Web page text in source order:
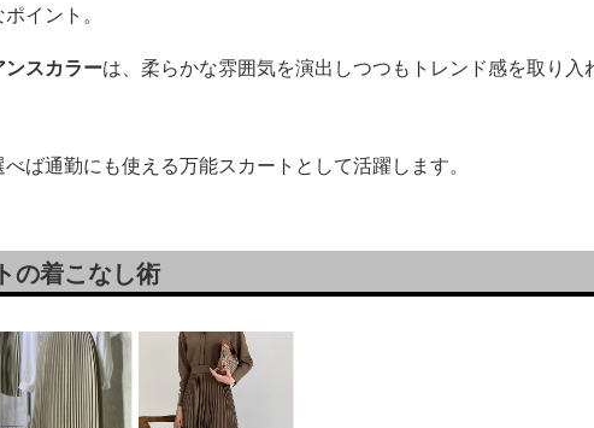
イント。
スカラーは、柔らかな雰囲気を演出しつつもトレンド感を取り
ば通勤にも使える万能スカートとして活躍します。
の着こなし術